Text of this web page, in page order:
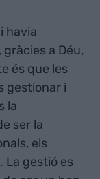
havia
a Déu,
és que les
gestionar i
la
ser la
els
La gestió es